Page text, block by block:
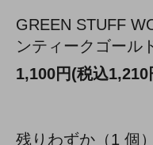
GREEN STUFF
ンティークゴール
1,100円(税込1,210
残りわずか（1 個